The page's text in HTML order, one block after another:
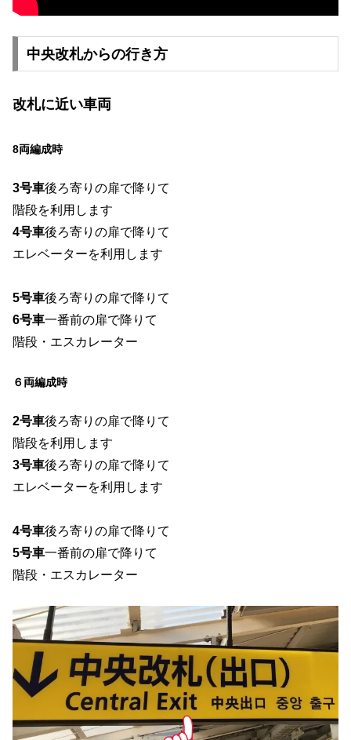
中央改札からの行き方
改札に近い車両
8両編成時
3号車後ろ寄りの扉で降りて
階段を利用します
4号車後ろ寄りの扉で降りて
エレベーターを利用します
5号車後ろ寄りの扉で降りて
6号車一番前の扉で降りて
階段・エスカレーター
６両編成時
2号車後ろ寄りの扉で降りて
階段を利用します
3号車後ろ寄りの扉で降りて
エレベーターを利用します
4号車後ろ寄りの扉で降りて
5号車一番前の扉で降りて
階段・エスカレーター